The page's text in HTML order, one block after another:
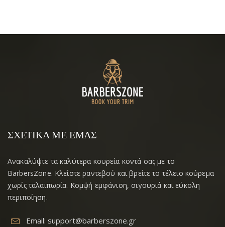
ΣΧΕΤΙΚΆ ΜΕ ΕΜΆΣ
Ανακαλύψτε τα καλύτερα κουρεία κοντά σας με το
BarbersZone. Κλείστε ραντεβού και βρείτε το τέλειο κούρεμα
χωρίς ταλαιπωρία. Κομψή εμφάνιση, σιγουριά και εύκολη
περιποίηση.
Email: support@barberszone.gr